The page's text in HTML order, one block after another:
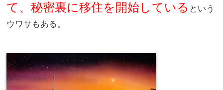
て、秘密裏に移住を開始している という
ウワサもある。